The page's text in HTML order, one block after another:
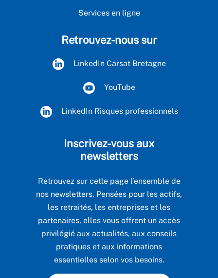
Services en ligne
Retrouvez-nous sur
LinkedIn Carsat Bretagne
YouTube
LinkedIn Risques professionnels
Inscrivez-vous aux
newsletters
Retrouvez sur cette page l’ensemble de
nos newsletters. Pensées pour les actifs,
les retraités, les entreprises et les
partenaires, elles vous offrent un accès
privilégié aux actualités, aux conseils
pratiques et aux informations
essentielles selon vos besoins.